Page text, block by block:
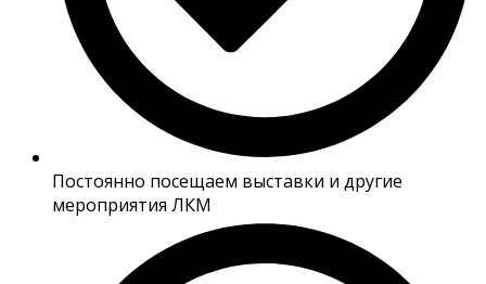
Постоянно посещаем выставки и другие
мероприятия ЛКМ